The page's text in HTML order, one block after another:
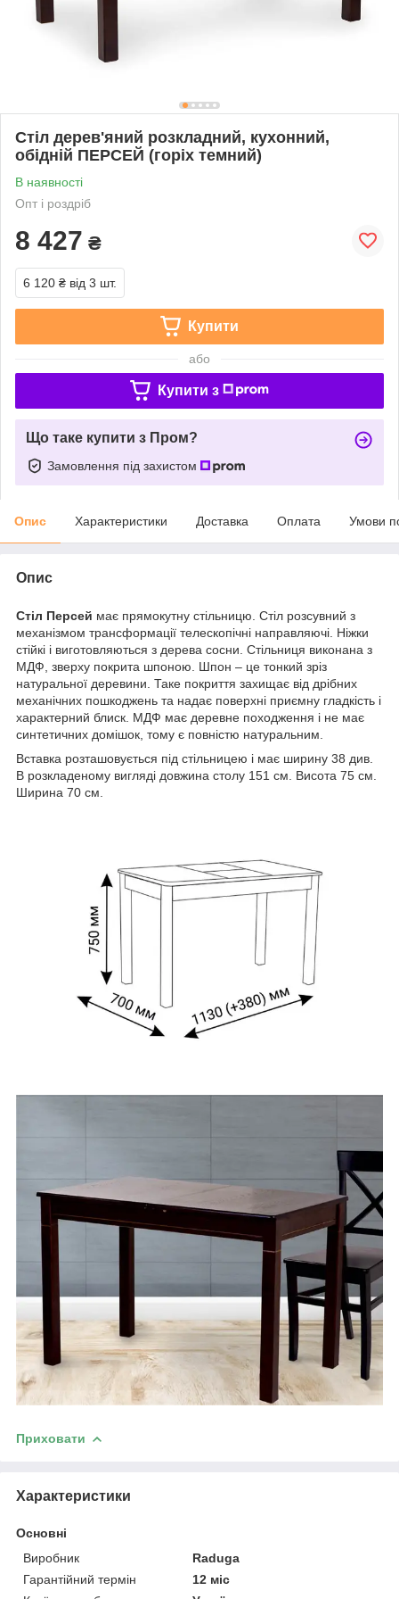
Стіл дерев'яний розкладний, кухонний,
обідній ПЕРСЕЙ (горіх темний)
В наявності
Опт і роздріб
8 427 ₴
6 120 ₴ від 3 шт.
Купити
або
Купити з
Що таке купити з Пром?
Замовлення під захистом
Опис Характеристики Доставка Оплата Умови
Опис
Стіл Персей має прямокутну стільницю. Стіл розсувний з
механізмом трансформації телескопічні направляючі. Ніжки
стійкі і виготовляються з дерева сосни. Стільниця виконана з
МДФ, зверху покрита шпоною. Шпон – це тонкий зріз
натуральної деревини. Таке покриття захищає від дрібних
механічних пошкоджень та надає поверхні приємну гладкість і
характерний блиск. МДФ має деревне походження і не має
синтетичних домішок, тому є повністю натуральним.
Вставка розташовується під стільницею і має ширину 38 див.
В розкладеному вигляді довжина столу 151 см. Висота 75 см.
Ширина 70 см.
Приховати
Характеристики
Основні
Виробник
Raduga
Гарантійний термін
12 міс